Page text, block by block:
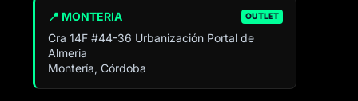
📍 MONTERIA OUTLET
Cra 14F #44-36 Urbanización Portal de
Almeria
Montería, Córdoba